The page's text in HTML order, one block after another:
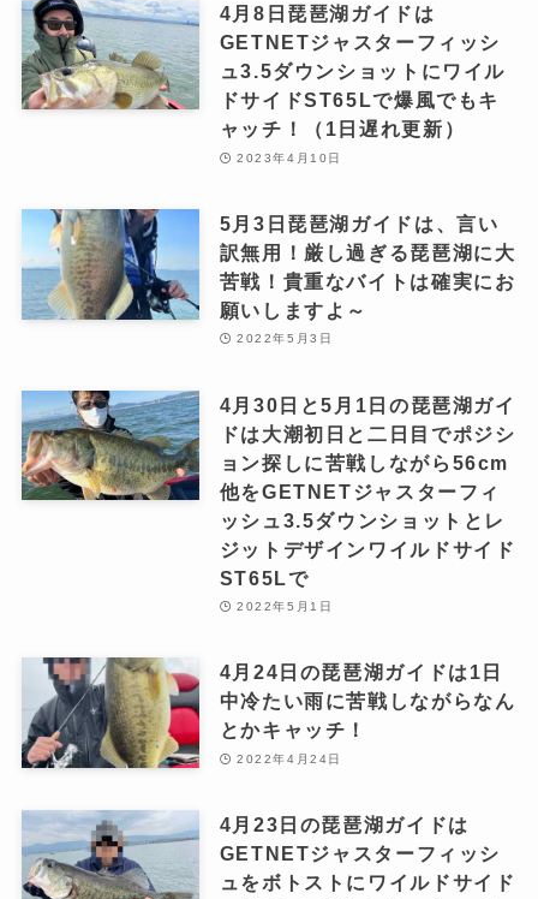
4月8日琵琶湖ガイドは
GETNETジャスターフィッシ
ュ3.5ダウンショットにワイル
ドサイドST65Lで爆風でもキ
ャッチ！（1日遅れ更新）
2023年4月10日
5月3日琵琶湖ガイドは、言い
訳無用！厳し過ぎる琵琶湖に大
苦戦！貴重なバイトは確実にお
願いしますよ～
2022年5月3日
4月30日と5月1日の琵琶湖ガイ
ドは大潮初日と二日目でポジシ
ョン探しに苦戦しながら56cm
他をGETNETジャスターフィ
ッシュ3.5ダウンショットとレ
ジットデザインワイルドサイド
ST65Lで
2022年5月1日
4月24日の琵琶湖ガイドは1日
中冷たい雨に苦戦しながらなん
とかキャッチ！
2022年4月24日
4月23日の琵琶湖ガイドは
GETNETジャスターフィッシ
ュをボトストにワイルドサイド